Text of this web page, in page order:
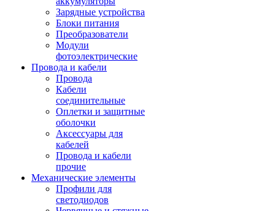
Зарядные устройства
Блоки питания
Преобразователи
Модули
фотоэлектрические
Провода и кабели
Провода
Кабели
соединительные
Оплетки и защитные
оболочки
Аксессуары для
кабелей
Провода и кабели
прочие
Механические элементы
Профили для
светодиодов